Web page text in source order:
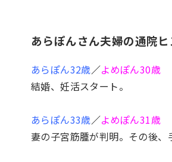
あらぽんさん夫婦の通院
あらぽん32歳／よめぽん30歳
結婚、妊活スタート。
あらぽん33歳／よめぽん31歳
妻の子宮筋腫が判明。その後、